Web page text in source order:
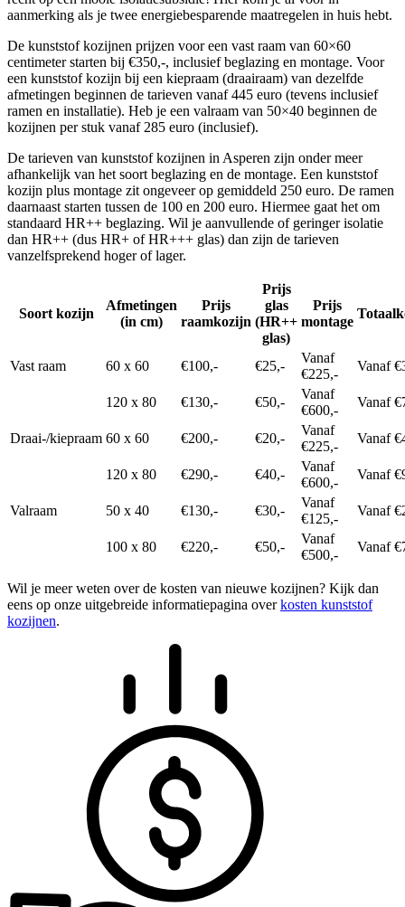
aanmerking als je twee energiebesparende maatregelen in huis hebt.
De kunststof kozijnen prijzen voor een vast raam van 60×60
centimeter starten bij €350,-, inclusief beglazing en montage. Voor
een kunststof kozijn bij een kiepraam (draairaam) van dezelfde
afmetingen beginnen de tarieven vanaf 445 euro (tevens inclusief
ramen en installatie). Heb je een valraam van 50×40 beginnen de
kozijnen per stuk vanaf 285 euro (inclusief).
De tarieven van kunststof kozijnen in Asperen zijn onder meer
afhankelijk van het soort beglazing en de montage. Een kunststof
kozijn plus montage zit ongeveer op gemiddeld 250 euro. De ramen
daarnaast starten tussen de 100 en 200 euro. Hiermee gaat het om
standaard HR++ beglazing. Wil je aanvullende of geringer isolatie
dan HR++ (dus HR+ of HR+++ glas) dan zijn de tarieven
vanzelfsprekend hoger of lager.
Soort kozijn
Afmetingen
(in cm)
Prijs
raamkozijn
Prijs
glas
(HR++
glas)
Prijs
montage
Vast raam 60 x 60 €100,- €25,-
Vanaf
€225,-
Vanaf
120 x 80 €130,- €50,-
Vanaf
€600,-
Vanaf
Draai-/kiepraam 60 x 60 €200,- €20,-
Vanaf
€225,-
Vanaf
120 x 80 €290,- €40,-
Vanaf
€600,-
Vanaf
Valraam 50 x 40 €130,- €30,-
Vanaf
€125,-
Vanaf
100 x 80 €220,- €50,-
Vanaf
€500,-
Vanaf
Wil je meer weten over de kosten van nieuwe kozijnen? Kijk dan
eens op onze uitgebreide informatiepagina overkosten kunststof
kozijnen.